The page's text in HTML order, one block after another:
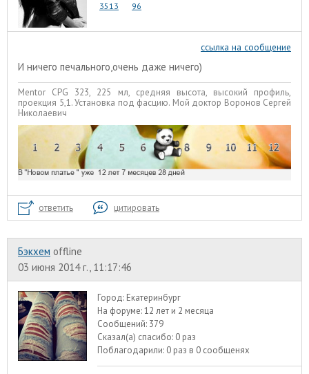
3513 96
ссылка на сообщение
И ничего печального,очень даже ничего)
Mentor CPG 323, 225 мл, средняя высота, высокий профиль,
проекция 5,1. Установка под фасцию. Мой доктор Воронов Сергей
Николаевич
ответить цитировать
Бэкхем offline
03 июня 2014 г., 11:17:46
Город: Екатеринбург
На форуме:12 лет и 2 месяца
Сообщений: 379
Сказал(а) спасибо: 0 раз
Поблагодарили: 0 раз в 0 сообщенях